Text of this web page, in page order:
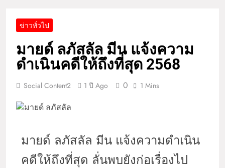
ข่าวทั่วไป
มายด์ ลภัสลัล มีน แจ้งความ
ดำเนินคดีให้ถึงที่สุด 2568
Social Content2 1 ปี Ago 0 1 Mins
มายด์ ลภัสลัล มีน แจ้งความดำเนิน
คดีให้ถึงที่สุด ลั่นพบยังก่อเรื่องไป